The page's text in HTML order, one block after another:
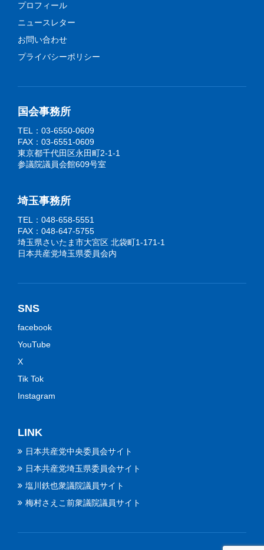
プロフィール
ニュースレター
お問い合わせ
プライバシーポリシー
国会事務所
TEL：03-6550-0609
FAX：03-6551-0609
東京都千代田区永田町2-1-1
参議院議員会館609号室
埼玉事務所
TEL：048-658-5551
FAX：048-647-5755
埼玉県さいたま市大宮区 北袋町1-171-1
日本共産党埼玉県委員会内
SNS
facebook
YouTube
X
Tik Tok
Instagram
LINK
日本共産党中央委員会サイト
日本共産党埼玉県委員会サイト
塩川鉄也衆議院議員サイト
梅村さえこ前衆議院議員サイト